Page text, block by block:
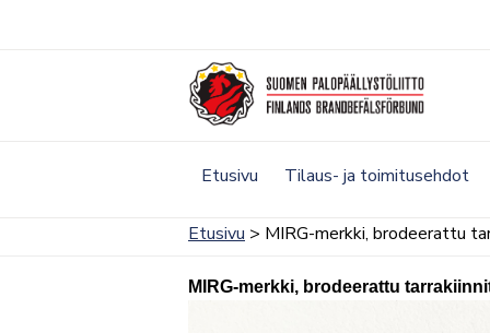
Etusivu Tilaus- ja toimitusehdot
Etusivu > MIRG-merkki, brodeerattu
MIRG-merkki, brodeerattu